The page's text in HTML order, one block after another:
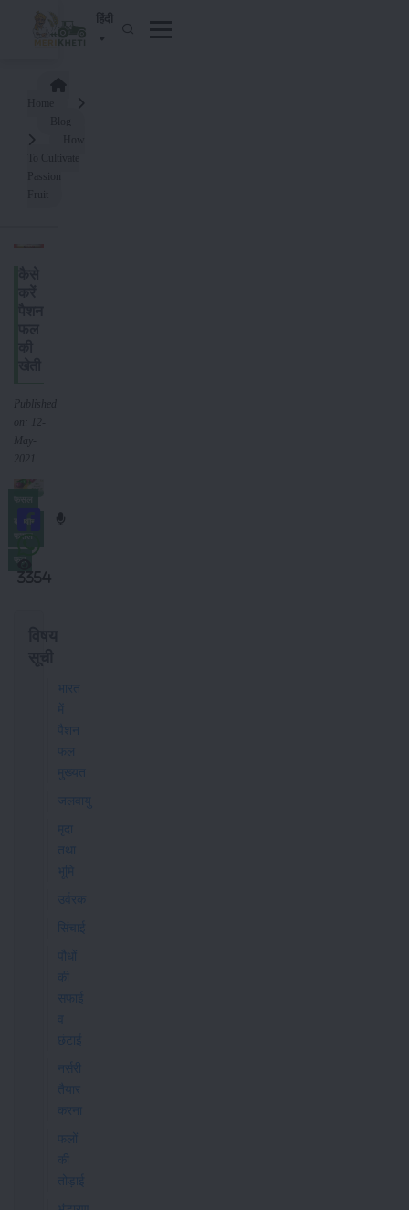
हिंदी
Published
on: 12-
May-
बागवानी
फसल
फल
3354
भारत
में
पैशन
फल
मुख्यत
जलवायु
मृदा
तथा
भूमि
उर्वरक
सिंचाई
पौधों
की
सफाई
छंटाई
नर्सरी
तैयार
करना
फलों
की
तोड़ाई